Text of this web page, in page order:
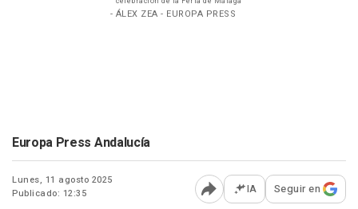
- ÁLEX ZEA - EUROPA PRESS
Europa Press Andalucía
Lunes, 11 agosto 2025
Publicado: 12:35
Abrir opciones para
IA Seguir en